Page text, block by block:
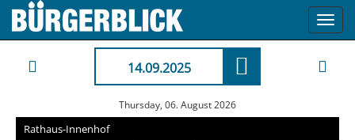
14.09.2025
Thursday, 06. August 2026
Rathaus-Innenhof